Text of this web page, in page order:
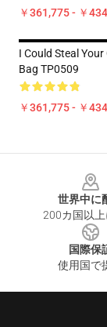
￥361,775 - ￥
I Could Steal
Bag TP0509
￥361,775 - ￥
世界中に
200カ国以
国際保
使用国で